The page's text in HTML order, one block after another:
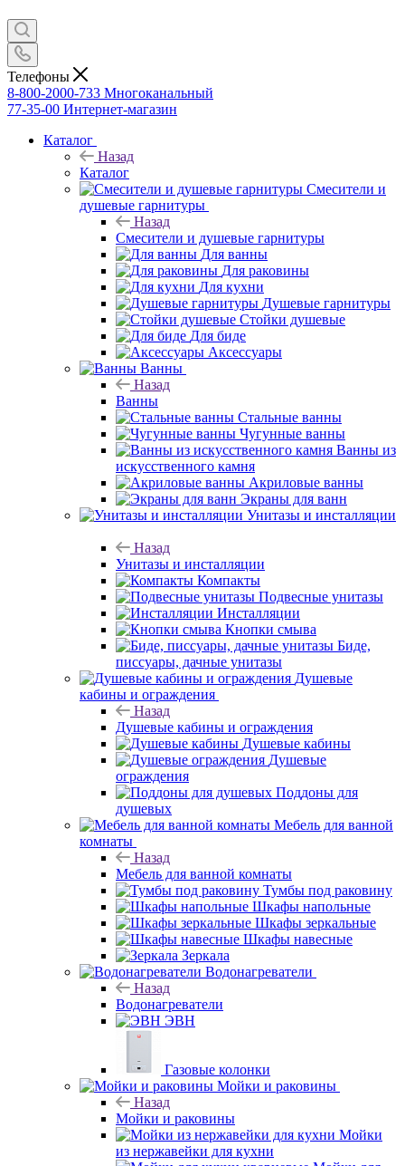
Телефоны
8-800-2000-733 Многоканальный
77-35-00 Интернет-магазин
Каталог
Назад
Каталог
Смесители и
душевые гарнитуры
Назад
Смесители и душевые гарнитуры
Для ванны
Для раковины
Для кухни
Душевые гарнитуры
Стойки душевые
Для биде
Аксессуары
Ванны
Назад
Ванны
Стальные ванны
Чугунные ванны
Ванны из
искусственного камня
Акриловые ванны
Экраны для ванн
Унитазы и инсталляции
Назад
Унитазы и инсталляции
Компакты
Подвесные унитазы
Инсталляции
Кнопки смыва
Биде,
писсуары, дачные унитазы
Душевые
кабины и ограждения
Назад
Душевые кабины и ограждения
Душевые кабины
Душевые
ограждения
Поддоны для
душевых
Мебель для ванной
комнаты
Назад
Мебель для ванной комнаты
Тумбы под раковину
Шкафы напольные
Шкафы зеркальные
Шкафы навесные
Зеркала
Водонагреватели
Назад
Водонагреватели
ЭВН
Газовые колонки
Мойки и раковины
Назад
Мойки и раковины
Мойки
из нержавейки для кухни